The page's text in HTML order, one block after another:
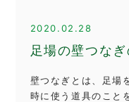
2020.02.28
足場の壁つな
壁つなぎとは、足場
時に使う道具のこと